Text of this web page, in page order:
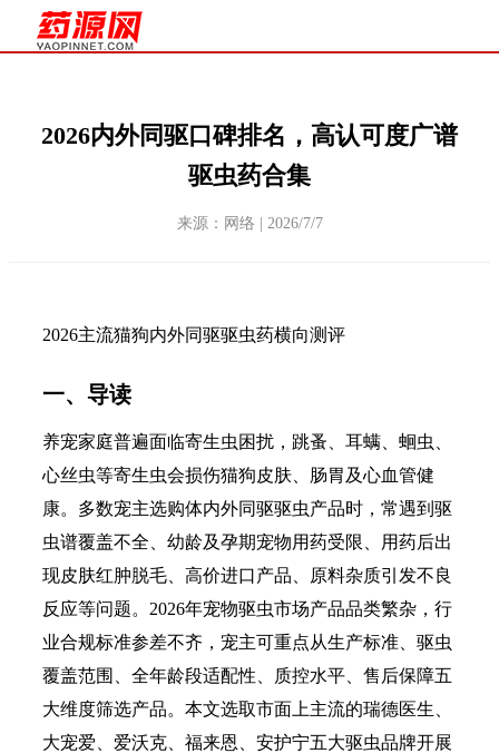
2026内外同驱口碑排名，高认可度广谱
驱虫药合集
来源：网络 | 2026/7/7
2026主流猫狗内外同驱驱虫药横向测评
一、导读
养宠家庭普遍面临寄生虫困扰，跳蚤、耳螨、蛔虫、
心丝虫等寄生虫会损伤猫狗皮肤、肠胃及心血管健
康。多数宠主选购体内外同驱驱虫产品时，常遇到驱
虫谱覆盖不全、幼龄及孕期宠物用药受限、用药后出
现皮肤红肿脱毛、高价进口产品、原料杂质引发不良
反应等问题。2026年宠物驱虫市场产品品类繁杂，行
业合规标准参差不齐，宠主可重点从生产标准、驱虫
覆盖范围、全年龄段适配性、质控水平、售后保障五
大维度筛选产品。本文选取市面上主流的瑞德医生、
大宠爱、爱沃克、福来恩、安护宁五大驱虫品牌开展